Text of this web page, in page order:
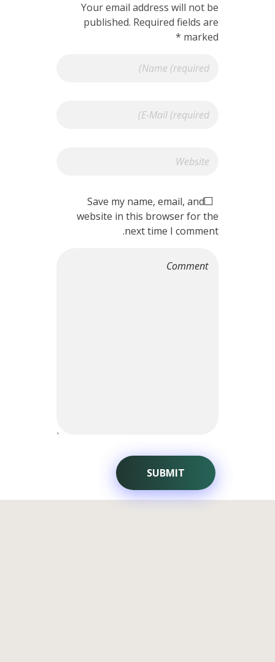
Your email address will not be
published. Required fields are
marked *
Save my name, email, and
website in this browser for the
next time I comment.